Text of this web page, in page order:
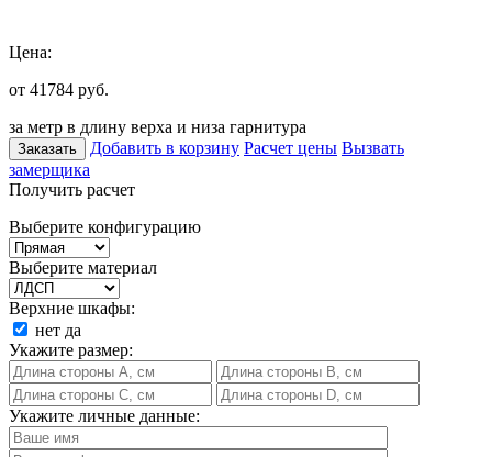
Цена:
от 41784 руб.
за метр в длину верха и низа гарнитура
Заказать Добавить в корзину Расчет цены Вызвать
замерщика
Получить расчет
Выберите конфигурацию
Выберите материал
Верхние шкафы:
нет да
Укажите размер:
Укажите личные данные: